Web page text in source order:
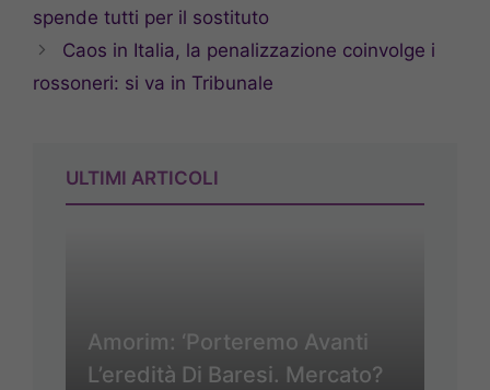
spende tutti per il sostituto
Caos in Italia, la penalizzazione coinvolge i
rossoneri: si va in Tribunale
ULTIMI ARTICOLI
Amorim: ‘Porteremo Avanti
L’eredità Di Baresi. Mercato?